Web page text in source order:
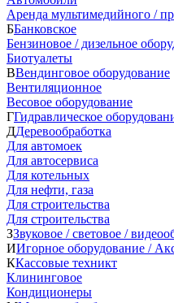
Аренда мультимедийного /
ББанковское
Бензиновое / дизельное
Биотуалеты
ВВендинговое оборудование
Вентиляционное
Весовое оборудование
ГГидравлическое
ДДеревообработка
Для автомоек
Для автосервиса
Для котельных
Для нефти, газа
Для строительства
Для строительства
ЗЗвуковое / световое /
ИИгорное оборудование /
ККассовые техникт
Клининговое
Кондиционеры